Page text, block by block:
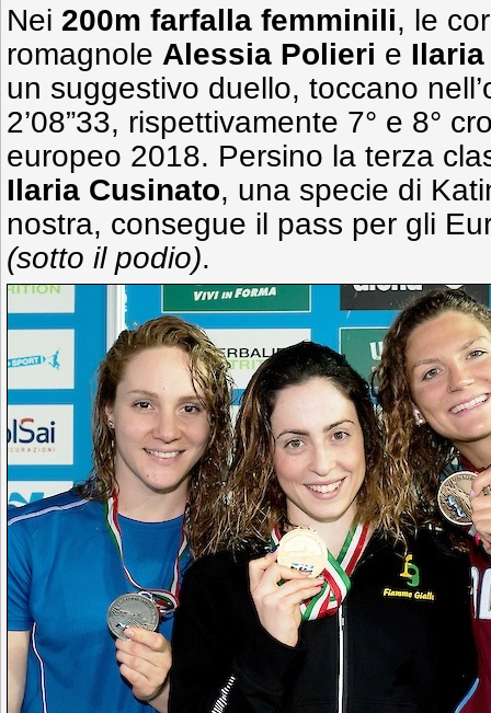
Nei 200m farfalla femminili, le
romagnole Alessia Polieri e
un suggestivo duello, toccano
2’08”33, rispettivamente 7° e 8°
europeo 2018. Persino la terza
Ilaria Cusinato, una specie di
nostra, consegue il pass per gli
(sotto il podio).